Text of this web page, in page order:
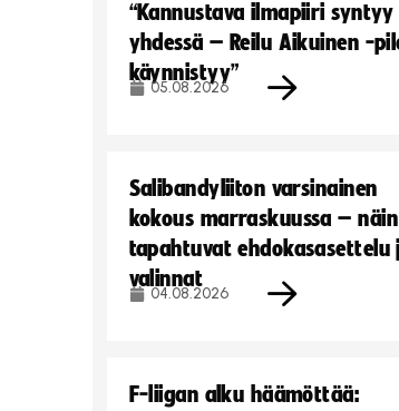
“Kannustava ilmapiiri syntyy
yhdessä – Reilu Aikuinen -
käynnistyy”
05.08.2026
Salibandyliiton varsinainen
kokous marraskuussa – näin
tapahtuvat ehdokasasettelu
valinnat
04.08.2026
F-liigan alku häämöttää: